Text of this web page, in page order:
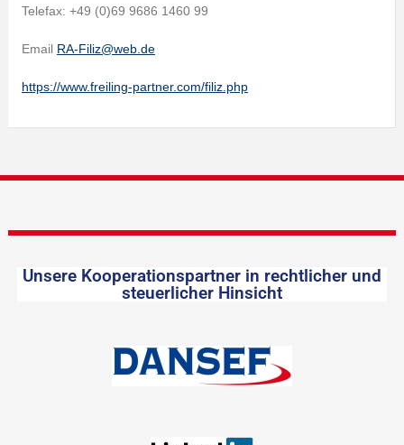
Telefax: +49 (0)69 9686 1460 99
Email RA-Filiz@web.de
https://www.freiling-partner.com/filiz.php
Unsere Kooperationspartner in rechtlicher und
steuerlicher Hinsicht